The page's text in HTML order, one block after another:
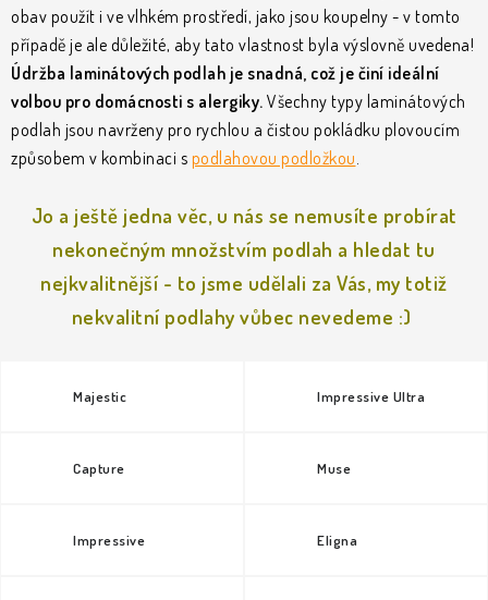
SKRYTÉ ZÁRUBNĚ
STAVEBNÍ POUZDRA
KLIKY & KOVÁNÍ
B2B REALIZACE Kontakty O nás
Proč s námi
Vrácení, výměna zboží
Obchodní podmínky
Reklamační řád
Posuzování Jakosti
GDPR FAQ
obav použít i ve vlhkém prostředí, jako jsou koupelny - v tomto
případě je ale důležité, aby tato vlastnost byla výslovně uvedena!
Údržba laminátových podlah je snadná, což je činí ideální
volbou pro domácnosti s alergiky. Všechny typy laminátových
podlah jsou navrženy pro rychlou a čistou pokládku plovoucím
způsobem v kombinaci s podlahovou podložkou.
Jo a ještě jedna věc, u nás se nemusíte probírat
nekonečným množstvím podlah a hledat tu
nejkvalitnější - to jsme udělali za Vás, my totiž
nekvalitní podlahy vůbec nevedeme :)
Majestic Impressive Ultra
Capture Muse
Impressive Eligna